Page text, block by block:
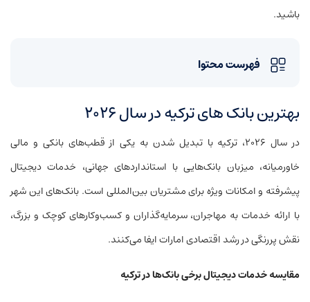
باشید.
فهرست محتوا
بهترین بانک های ترکیه در سال ۲۰۲۶
در سال ۲۰۲۶، ترکیه با تبدیل شدن به یکی از قطب‌های بانکی و مالی
خاورمیانه، میزبان بانک‌هایی با استانداردهای جهانی، خدمات دیجیتال
پیشرفته و امکانات ویژه برای مشتریان بین‌المللی است. بانک‌های این شهر
با ارائه خدمات به مهاجران، سرمایه‌گذاران و کسب‌وکارهای کوچک و بزرگ،
نقش پررنگی در رشد اقتصادی امارات ایفا می‌کنند.
مقایسه خدمات دیجیتال برخی بانک‌ها در ترکیه